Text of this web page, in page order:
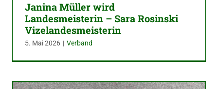
Janina Müller wird
Landesmeisterin – Sara Rosinski
Vizelandesmeisterin
5. Mai 2026 | Verband